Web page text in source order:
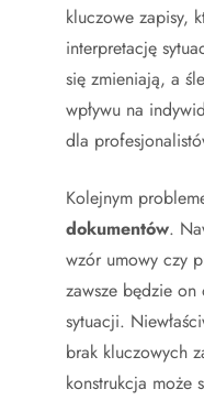
kluczowe zapisy,
interpretację
się zmieniają, a
wpływu na
dla
Kolejnym
dokumentów.
wzór umowy czy
zawsze będzie
sytuacji.
brak kluczowych
konstrukcja może